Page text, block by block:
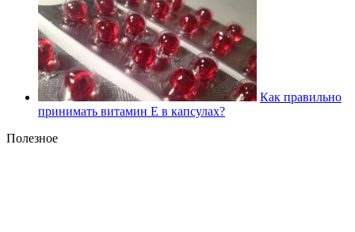
Как правильно
принимать витамин Е в капсулах?
Полезное